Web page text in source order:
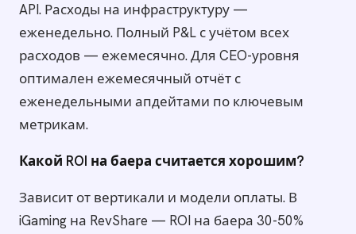
API. Расходы на инфраструктуру —
еженедельно. Полный P&L с учётом всех
расходов — ежемесячно. Для CEO-уровня
оптимален ежемесячный отчёт с
еженедельными апдейтами по ключевым
метрикам.
Какой ROI на баера считается хорошим?
Зависит от вертикали и модели оплаты. В
iGaming на RevShare — ROI на баера 30-50%